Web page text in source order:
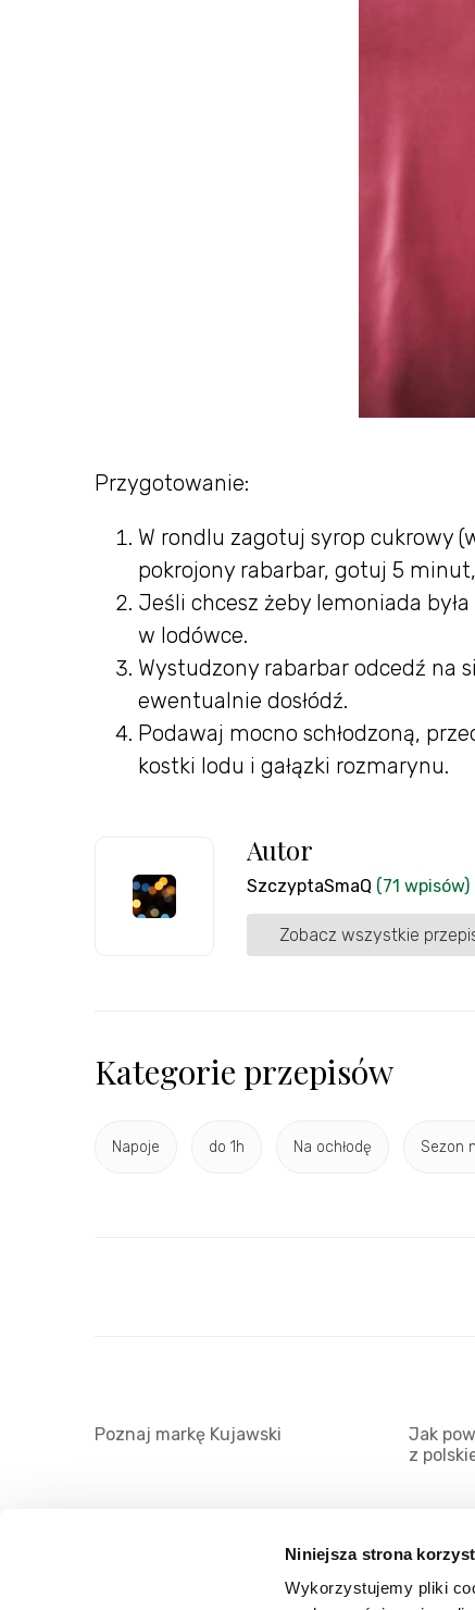
Niniejsza strona
Wykorzystujemy pliki
Przygotowanie:
W rondlu zagotuj syrop cukrowy
pokrojony rabarbar, gotuj 5
Jeśli chcesz żeby lemoniada
w lodówce.
Wystudzony rabarbar odcedź na
ewentualnie dosłódź.
Podawaj mocno schłodzoną,
kostki lodu i gałązki rozmarynu.
Autor
SzczyptaSmaQ (71 wpisów)
Zobacz wszystkie
Kategorie przepisów
Napoje do 1h Na ochłodę Sezon
Poznaj markę Kujawski
Jak
z